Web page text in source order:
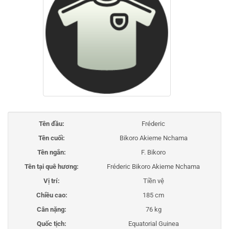
Tên đầu:
Fréderic
Tên cuối:
Bikoro Akieme Nchama
Tên ngắn:
F. Bikoro
Tên tại quê hương:
Fréderic Bikoro Akieme Nchama
Vị trí:
Tiền vệ
Chiều cao:
185 cm
Cân nặng:
76 kg
Quốc tịch:
Equatorial Guinea